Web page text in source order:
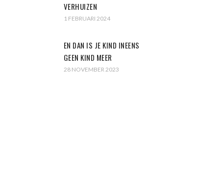
VERHUIZEN
1 FEBRUARI 2024
EN DAN IS JE KIND INEENS
GEEN KIND MEER
28 NOVEMBER 2023